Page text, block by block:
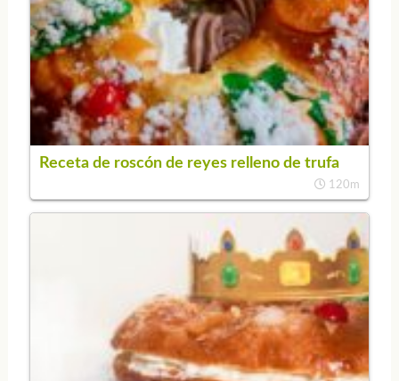
Receta de roscón de reyes relleno de trufa
120m